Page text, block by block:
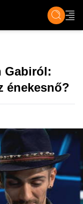
ÉLET TECH &
Gabiról:
énekesnő?